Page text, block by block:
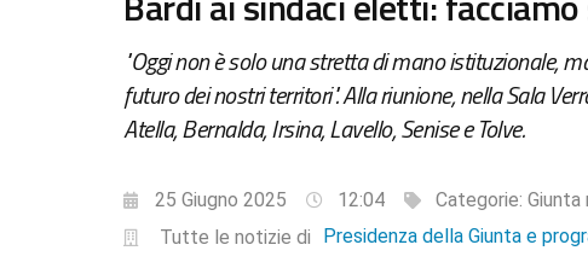
"Oggi non è solo una stretta di mano istituzionale,
futuro dei nostri territori". Alla riunione, nella Sala
Atella, Bernalda, Irsina, Lavello, Senise e Tolve.
25 Giugno 2025 12:04 Categorie: Giunta
Tutte le notizie di
Presidenza della Giunta e